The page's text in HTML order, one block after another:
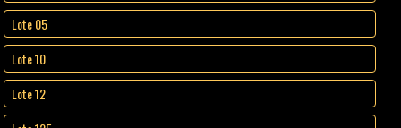
Lote 05
Lote 10
Lote 12